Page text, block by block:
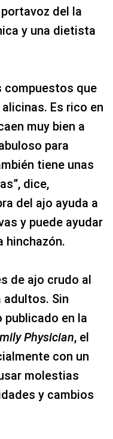
portavoz del la
y una dietista
compuestos que
Es rico en
muy bien a
para
tiene unas
dice,
del ajo ayuda a
y puede ayudar
hinchazón.
de ajo crudo al
adultos. Sin
publicado en la
Physician, el
con un
molestias
y cambios